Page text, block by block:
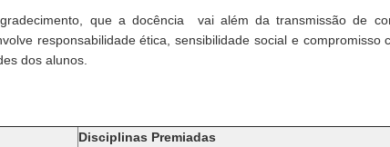
que a docência vai além da transmissão de
responsabilidade ética, sensibilidade social e compromisso
dos alunos.
Disciplinas Premiadas